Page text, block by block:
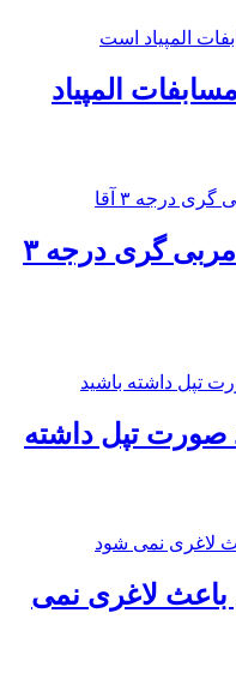
المپیاد
کلاس تئوری مربی گری درجه ۳
صورت تپل داشته
لاغری نمی